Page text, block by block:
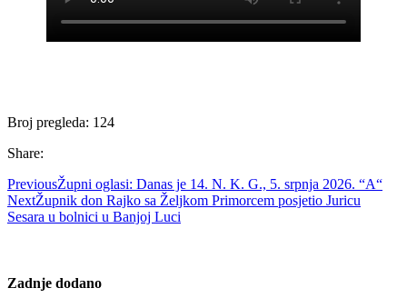
Broj pregleda: 124
Share:
PreviousŽupni oglasi: Danas je 14. N. K. G., 5. srpnja 2026. “A“
NextŽupnik don Rajko sa Željkom Primorcem posjetio Juricu
Sesara u bolnici u Banjoj Luci
Zadnje dodano